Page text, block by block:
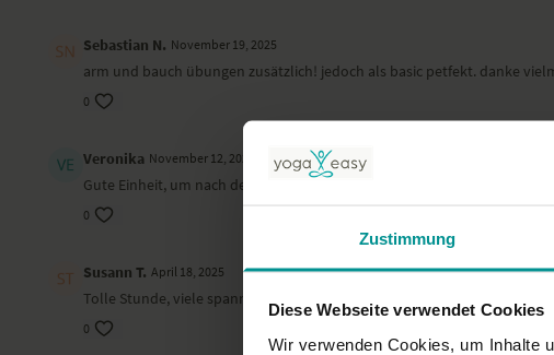
Zustimmung
Diese Webseite verwendet Cookies
Wir verwenden Cookies, um Inhalte
Sebastian N. November 19, 2025
arm und bauch übungen zusätzlich! jedoch als basic petfekt. danke
0
Veronika November 12, 2025
Gute Einheit, um nach dem Feierabend die "Bürosteifigkeit" loszuwerden.
0
Susann T. April 18, 2025
Tolle Stunde, viele spannende Übungen. Bitte mehr davon ! Liebe Grüße
0